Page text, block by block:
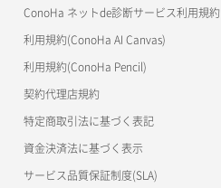
ConoHa ネットde診断サービス利用規約
利用規約(ConoHa AI Canvas)
利用規約(ConoHa Pencil)
契約代理店規約
特定商取引法に基づく表記
資金決済法に基づく表示
サービス品質保証制度(SLA)